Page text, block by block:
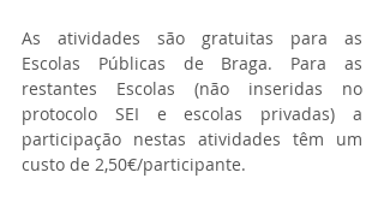
As atividades são gratuitas para as
Escolas Públicas de Braga. Para as
restantes Escolas (não inseridas no
protocolo SEI e escolas privadas) a
participação nestas atividades têm um
custo de 2,50€/participante.